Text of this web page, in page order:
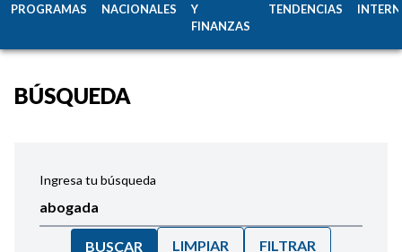
PROGRAMAS NACIONALES
Y
FINANZAS
TENDENCIAS
BÚSQUEDA
Ingresa tu búsqueda
BUSCAR LIMPIAR FILTRAR